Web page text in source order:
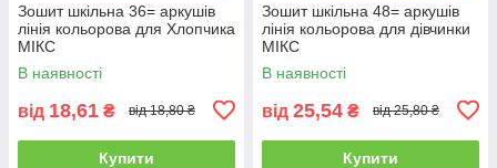
Зошит шкільна 36= аркушів
лінія кольорова для Хлопчика
МІКС
В наявності
від 18,61 ₴ від 18,80 ₴
Купити
Зошит шкільна 48= аркушів
лінія кольорова для дівчинки
МІКС
В наявності
від 25,54 ₴ від 25,80 ₴
Купити